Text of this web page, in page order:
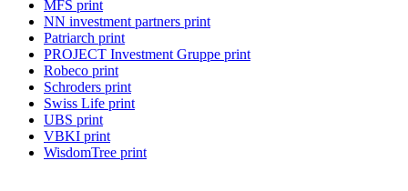
MFS print
NN investment partners print
Patriarch print
PROJECT Investment Gruppe print
Robeco print
Schroders print
Swiss Life print
UBS print
VBKI print
WisdomTree print